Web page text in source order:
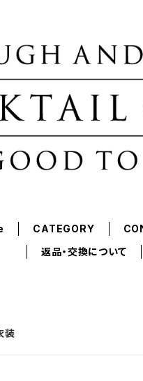
CATEGORY
返品・交換について
装